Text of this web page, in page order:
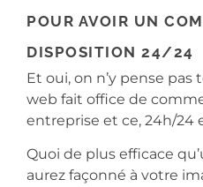
POUR AVOIR UN
DISPOSITION 24/24
Et oui, on n’y pense
web fait office de
entreprise et ce, 24h/24
Quoi de plus efficace
aurez façonné à votre